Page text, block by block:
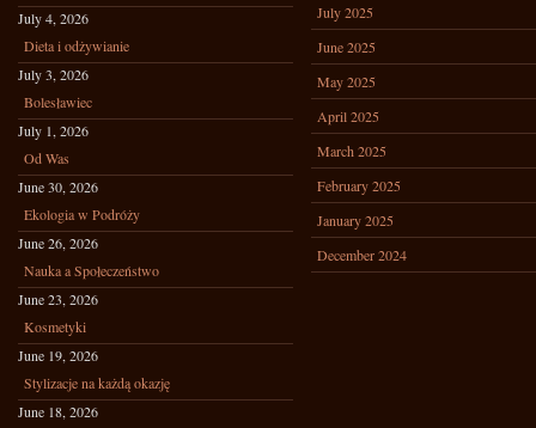
July 4, 2026
Dieta i odżywianie
July 3, 2026
Bolesławiec
July 1, 2026
Od Was
June 30, 2026
Ekologia w Podróży
June 26, 2026
Nauka a Społeczeństwo
June 23, 2026
Kosmetyki
June 19, 2026
Stylizacje na każdą okazję
June 18, 2026
July 2025
June 2025
May 2025
April 2025
March 2025
February 2025
January 2025
December 2024